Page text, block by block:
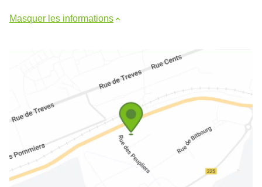
Masquer les informations